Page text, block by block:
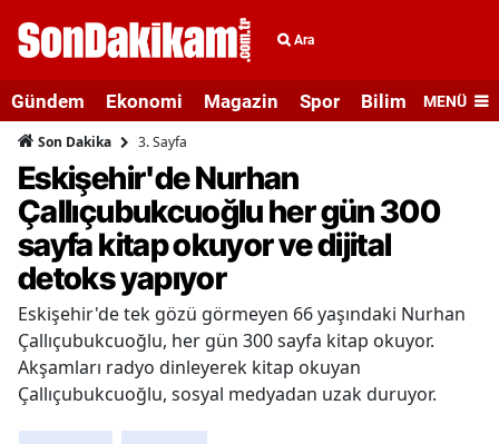
Ara
Gündem Ekonomi Magazin Spor Bilim veMENÜ
Son Dakika 3. Sayfa
Eskişehir'de Nurhan
Çallıçubukcuoğlu her gün 300
sayfa kitap okuyor ve dijital
detoks yapıyor
Eskişehir'de tek gözü görmeyen 66 yaşındaki Nurhan
Çallıçubukcuoğlu, her gün 300 sayfa kitap okuyor.
Akşamları radyo dinleyerek kitap okuyan
Çallıçubukcuoğlu, sosyal medyadan uzak duruyor.